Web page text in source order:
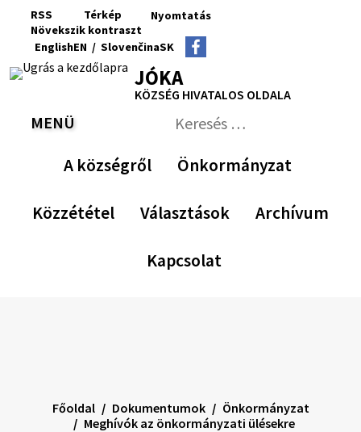
Ugrás
tartalomra
RSS
RSS
Térkép
Oldaltérkép
Nyomtatás
Nyomtatás
Növekszik kontraszt
Növekszik
kontraszt
Kisebb
betűméret
eredeti
betűméret
visszaállítása
Nagyobb
betűméret
EnglishEN
Switch
English
/ SlovenčinaSK
Nyelv
váltása
erre
JÓKA
KÖZSÉG HIVATALOS OLDALA
VÁLTÁS
MENÜ
A községről Önkormányzat
Közzététel Választások Archívum
Kapcsolat
Keresés:
a
Főoldal Dokumentumok
Önkormányzat
Meghívók az önkormányzati ülésekre